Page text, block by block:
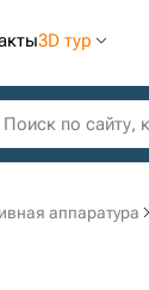
3D тур
аппаратура